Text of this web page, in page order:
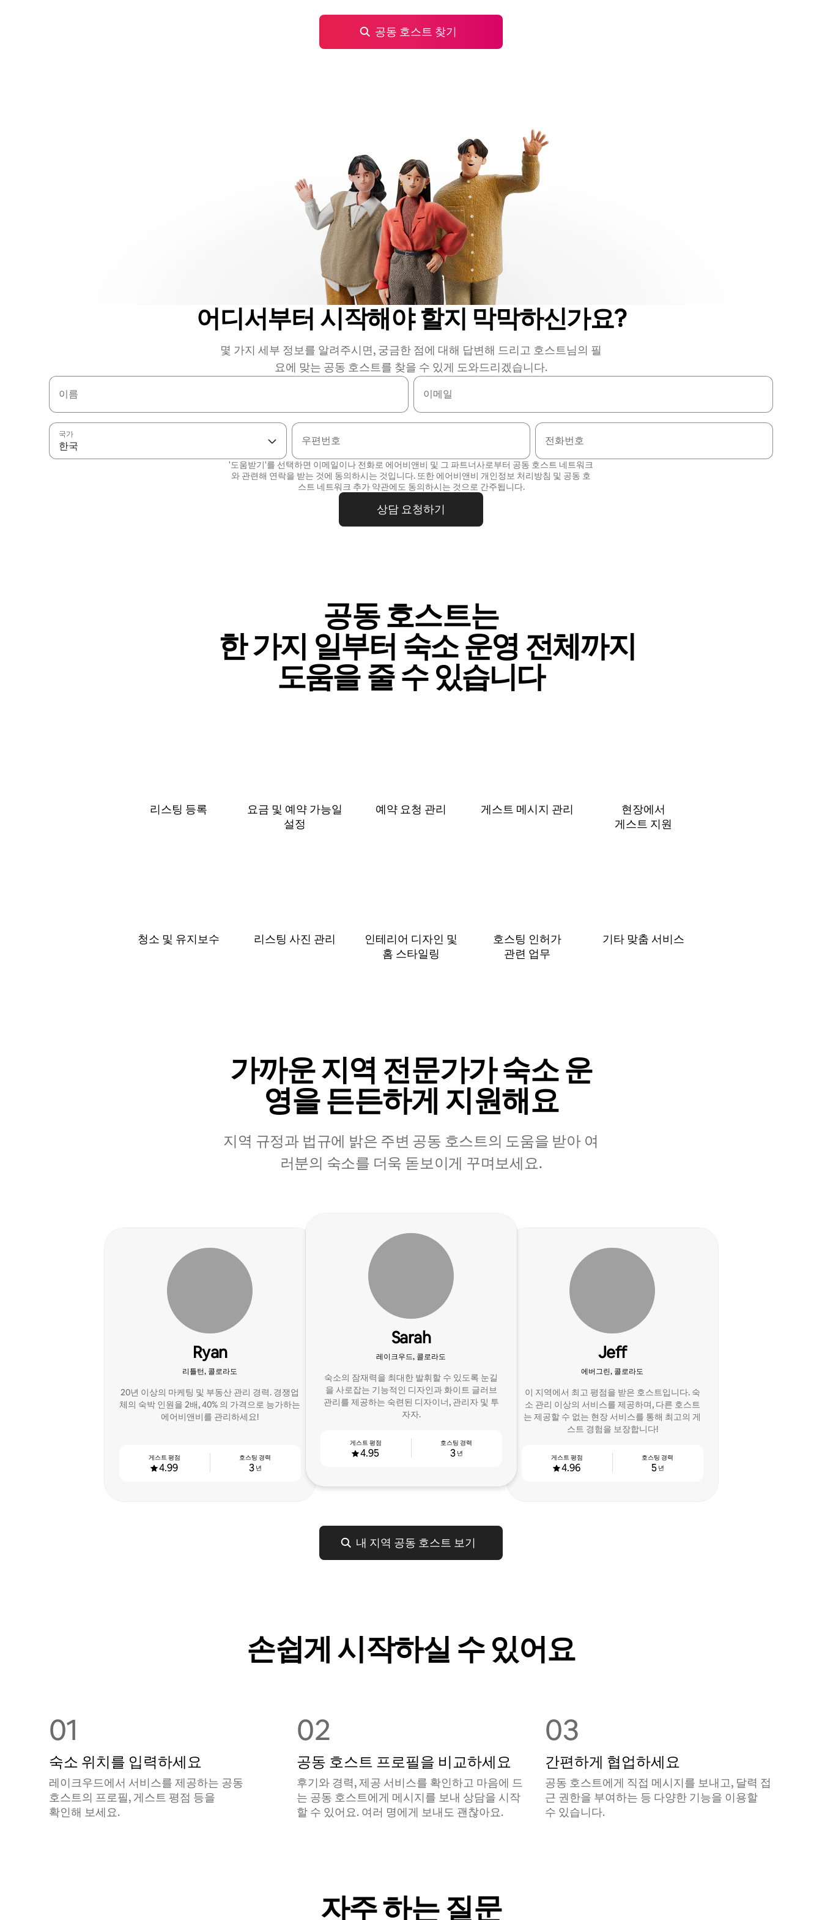
공동 호스트 찾기
어디서부터 시작해야 할지 막막하신가요?
몇 가지 세부 정보를 알려주시면, 궁금한 점에 대해 답변해 드리고 호스트님의 필
요에 맞는 공동 호스트를 찾을 수 있게 도와드리겠습니다.
이름 이메일
국가
한국 우편번호 전화번호
'도움받기'를 선택하면 이메일이나 전화로 에어비앤비 및 그 파트너사로부터 공동 호스트 네트워크
와 관련해 연락을 받는 것에 동의하시는 것입니다. 또한 에어비앤비 개인정보 처리방침 및 공동 호
스트 네트워크 추가 약관에도 동의하시는 것으로 간주됩니다.
상담 요청하기
공동 호스트는
한 가⁠지 일⁠부⁠터 숙⁠소 운⁠영 전⁠체⁠까⁠지
도⁠움⁠을 줄 수 있⁠습⁠니⁠다
리스팅 등록
요금 및 예⁠약 가⁠능⁠일
설⁠정
예약 요청 관리 게스트 메⁠시⁠지 관⁠리
현장에서
게⁠스⁠트 지⁠원
청소 및 유지보수 리스팅 사진 관리
인테리어 디자인 및
홈 스⁠타⁠일⁠링
호스팅 인허가
관⁠련 업⁠무
기타 맞춤 서비스
가까운 지역 전문가가 숙소 운
영을 든든하게 지원해요
지역 규정과 법규에 밝은 주변 공동 호스트의 도움을 받아 여
러분의 숙소를 더욱 돋보이게 꾸며보세요.
Ryan
리틀턴, 콜로라도
20년 이상의 마케팅 및 부동산 관리 경력. 경쟁업
체의 숙박 인원을 2배, 40% 의 가격으로 능가하는
에어비앤비를 관리하세요!
4.99
게스트 평점
3 년
호스팅 경력
Sarah
레이크우드, 콜로라도
숙소의 잠재력을 최대한 발휘할 수 있도록 눈길
을 사로잡는 기능적인 디자인과 화이트 글러브
관리를 제공하는 숙련된 디자이너, 관리자 및 투
자자.
4.95
게스트 평점
3 년
호스팅 경력
Jeff
에버그린, 콜로라도
이 지역에서 최고 평점을 받은 호스트입니다. 숙
소 관리 이상의 서비스를 제공하며, 다른 호스트
는 제공할 수 없는 현장 서비스를 통해 최고의 게
스트 경험을 보장합니다!
4.96
게스트 평점
5 년
호스팅 경력
내 지역 공동 호스트 보기
손쉽게 시작하실 수 있어요
01
숙소 위치를 입력하세요
레이크우드에서 서비스를 제공하는 공⁠동
호⁠스⁠트⁠의 프로필, 게스트 평점 등을
확⁠인⁠해 보⁠세⁠요⁠.
02
공동 호스트 프로필을 비교하세요
후기와 경력, 제공 서비스를 확인하고 마음에 드
는 공동 호스트에게 메시지를 보내 상담을 시작
할 수 있어요. 여러 명에게 보내도 괜찮아요.
03
간편하게 협업하세요
공동 호스트에게 직접 메시지를 보내고, 달력 접
근 권한을 부여하는 등 다양한 기능을 이용할
수 있습니다.
자주 하는 질문